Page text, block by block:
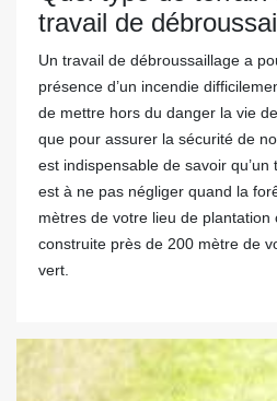
travail de
Un travail de débroussaillage a
présence d’un incendie
de mettre hors du danger la vie
que pour assurer la sécurité de
est indispensable de savoir
est à ne pas négliger quand la
mètres de votre lieu de plantation
construite près de 200 mètre de
vert.